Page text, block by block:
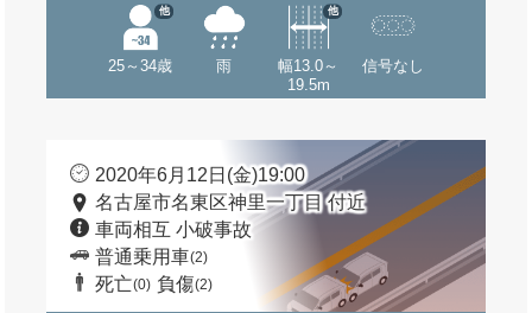
25～34歳
他
雨
幅13.0～
19.5m
他
信号なし
2020年6月12日(金)19:00
名古屋市名東区神里一丁目 付近
車両相互 小破事故
普通乗用車(2)
死亡(0) 負傷(2)